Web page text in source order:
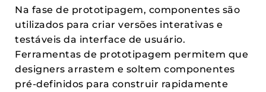
Na fase de prototipagem, componentes são
utilizados para criar versões interativas e
testáveis da interface de usuário.
Ferramentas de prototipagem permitem que
designers arrastem e soltem componentes
pré-definidos para construir rapidamente